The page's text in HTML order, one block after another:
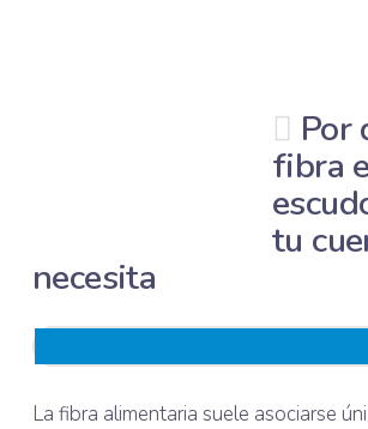
Por
fibra
tu
necesita
La fibra alimentaria suele asociarse